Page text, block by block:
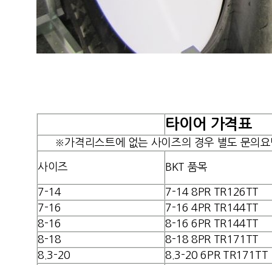
타이어 가격표
※가격리스트에 없는 사이즈의 경우 별도 문의
사이즈 BKT 품목
7-14 7-148PR TR126TT
7-16
7-16 4PR TR144TT
8-16
8-16 6 PR TR144TT
8-18
8-18 8PR TR171TT
8.3-20
8.3-20 6PR TR171TT